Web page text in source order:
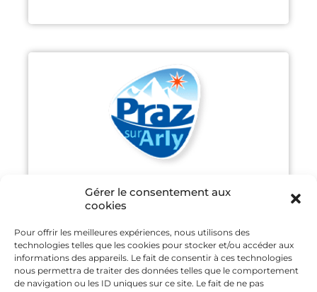
Gérer le consentement aux
cookies
Pour offrir les meilleures expériences, nous utilisons des
technologies telles que les cookies pour stocker et/ou accéder aux
informations des appareils. Le fait de consentir à ces technologies
nous permettra de traiter des données telles que le comportement
de navigation ou les ID uniques sur ce site. Le fait de ne pas
PRAZ-SUR-ARLY
Découvrir
SAINT GERVAIS MONT-BLANC
Découvrir